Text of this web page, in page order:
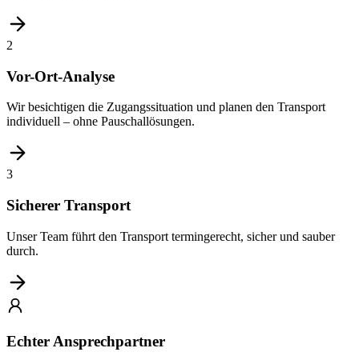
2
Vor-Ort-Analyse
Wir besichtigen die Zugangssituation und planen den Transport
individuell – ohne Pauschallösungen.
3
Sicherer Transport
Unser Team führt den Transport termingerecht, sicher und sauber
durch.
Echter Ansprechpartner